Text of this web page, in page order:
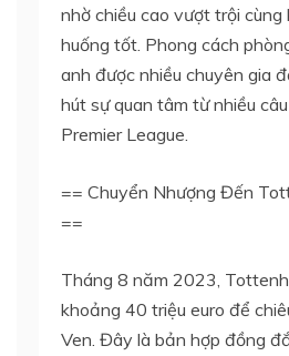
nhờ chiều cao vượt trội
huống tốt. Phong cách
anh được nhiều chuyên gia
hút sự quan tâm từ nhiều
Premier League.
== Chuyển Nhượng Đến
==
Tháng 8 năm 2023,
khoảng 40 triệu euro để
Ven. Đây là bản hợp đồng